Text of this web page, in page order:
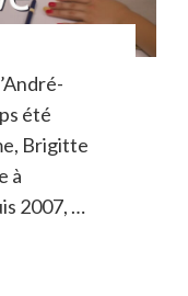
été
Brigitte
à
2007, …